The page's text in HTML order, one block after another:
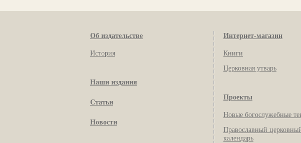
Об издательстве
История
Наши издания
Статьи
Новости
Интернет-магазин
Книги
Церковная утварь
Проекты
Новые богослужебные
Православный
календарь